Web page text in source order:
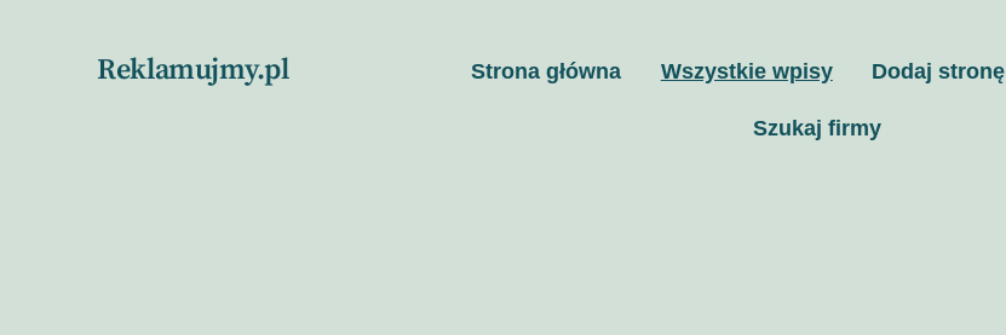
Reklamujmy.pl Strona główna Wszystkie wpisy Dodaj stronę
Szukaj firmy